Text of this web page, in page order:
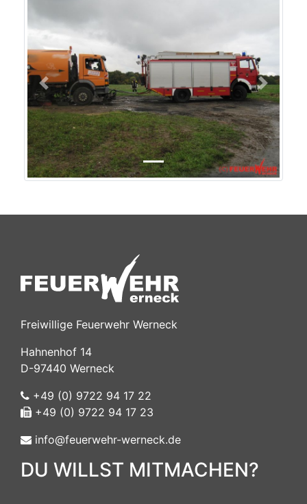
Previous Next
Freiwillige Feuerwehr Werneck
Hahnenhof 14
D-97440 Werneck
+49 (0) 9722 94 17 22
+49 (0) 9722 94 17 23
info@feuerwehr-werneck.de
DU WILLST MITMACHEN?